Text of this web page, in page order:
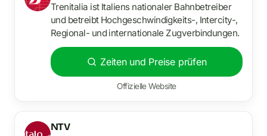
Trenitalia ist Italiens nationaler Bahnbetreiber
und betreibt Hochgeschwindigkeits-, Intercity-,
Regional- und internationale Zugverbindungen.
Zeiten und Preise prüfen
Offizielle Website
NTV